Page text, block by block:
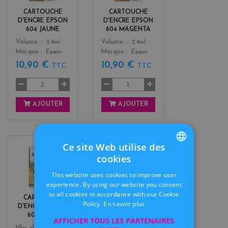
CARTOUCHE
D'ENCRE EPSON
604 JAUNE
Color
o
w
Volume
2.4ml
Marque
Epson
10,90 € TTC
AJOUTER
CARTOUCHE
D'ENCRE EPSON
604 MAGENTA
Color
n
t
a
Volume
2.4ml
Marque
Epson
10,90 € TTC
AJOUTER
CARTOUCHE
D'ENCRE EPSON
604 CYAN
a
n
CARTOUCHE
D'ENCRE EPSON
a
c
k
Ce site Web utilise des
cookies
This website uses cookies to improve user
experience. By using our website you consent
to all cookies in accordance with our Cookie
Policy. En savoir plus
AFFICHER TOUS LES PARTENAIRES